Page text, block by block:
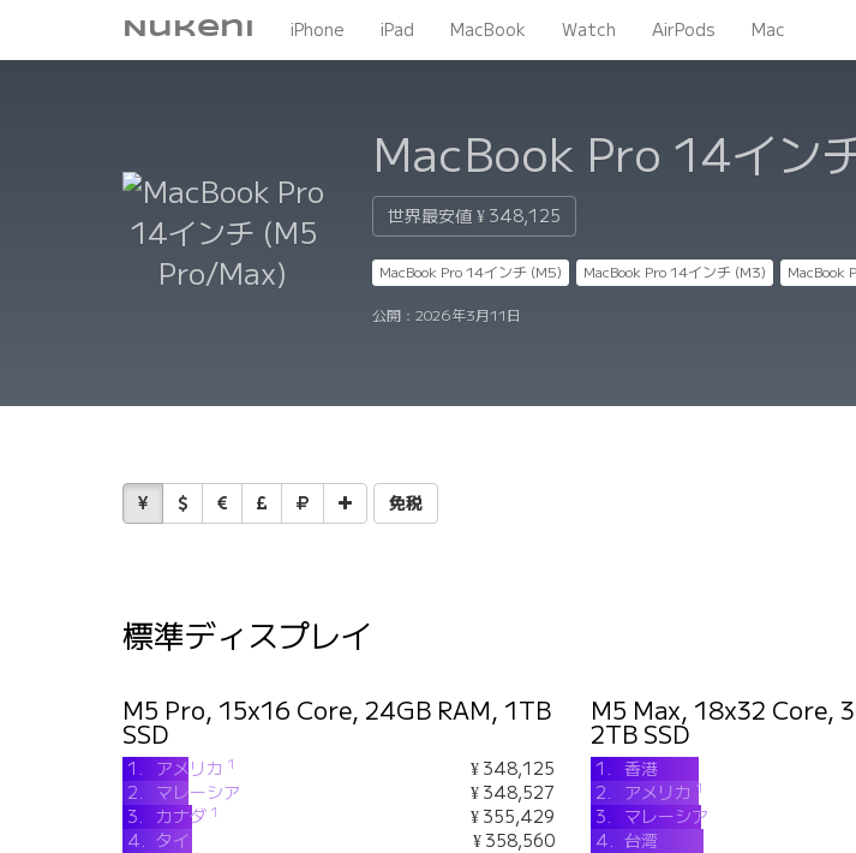
Nukeni iPhone iPad MacBook Watch AirPods Mac
MacBook Pro 14イン
世界最安値 ¥ 348,125
MacBook Pro 14インチ (M5) MacBook Pro 14インチ (M3) MacBook
公開： 2026年3月11日
免税
標準ディスプレイ
M5 Pro, 15x16 Core, 24GB RAM, 1TB
SSD
1. アメリカ 1
¥ 348,125
2.
マレーシア
¥ 348,527
3.
カナダ 1
¥ 355,429
4. タイ
¥ 358,560
M5 Max, 18x32 Core,
2TB SSD
1. 香港
2.
アメリカ 1
3.
マレーシア
4. 台湾